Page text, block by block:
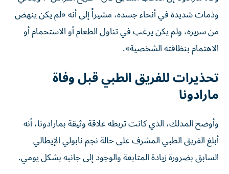
وذمات شديدة في أنحاء جسده، مشيراً إلى أنه «لم يكن ينهض
من سريره، ولم يكن يرغب في تناول الطعام أو الاستحمام أو
الاهتمام بنظافته الشخصية».
تحذيرات للفريق الطبي قبل وفاة
مارادونا
وأوضح المدلك، الذي كانت تربطه علاقة وثيقة بمارادونا، أنه
أبلغ الفريق الطبي المشرف على حالة نجم نابولي الإيطالي
السابق بضرورة زيادة المتابعة والوجود إلى جانبه بشكل يومي.